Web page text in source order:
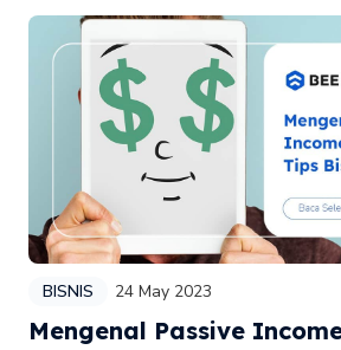
BISNIS 24 May 2023
Mengenal Passive